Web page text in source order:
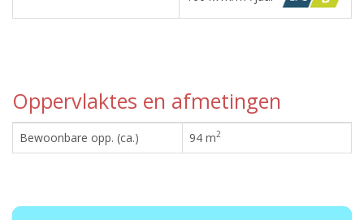
Oppervlaktes en afmetingen
Bewoonbare opp. (ca.) 94 m2